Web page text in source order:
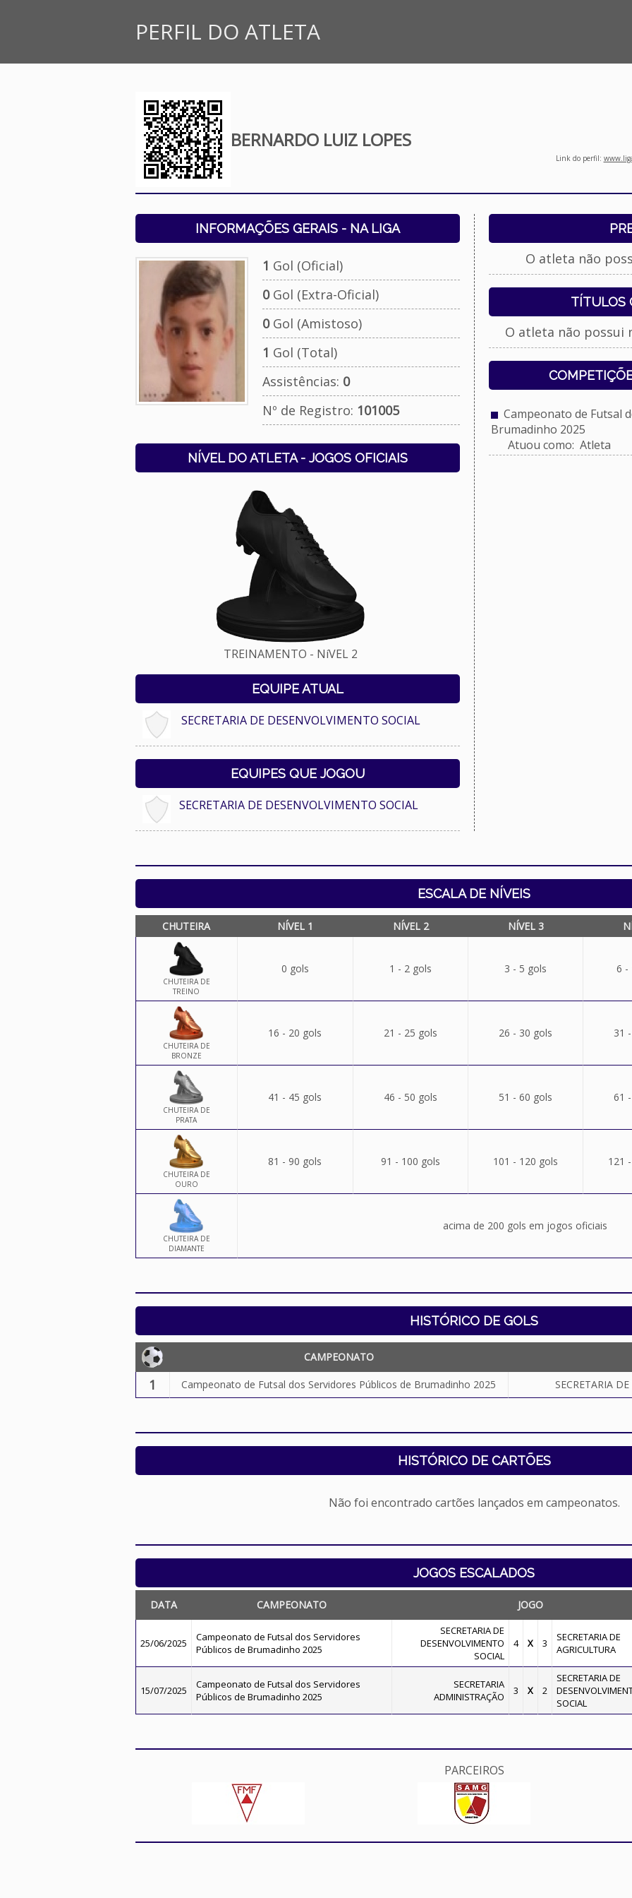
PERFIL DO ATLETA
BERNARDO LUIZ LOPES
Link do perfil:
INFORMAÇÕES GERAIS - NA LIGA
1 Gol (Oficial)
0Gol (Extra-Oficial)
0Gol (Amistoso)
1 Gol (Total)
Assistências: 0
Nº de Registro: 101005
NÍVEL DO ATLETA - JOGOS OFICIAIS
TREINAMENTO - NíVEL 2
EQUIPE ATUAL
SECRETARIA DE DESENVOLVIMENTO SOCIAL
EQUIPES QUE JOGOU
SECRETARIA DE DESENVOLVIMENTO SOCIAL
O atleta não
TÍTULOS
O atleta não possui
Campeonato de Futsal
Brumadinho 2025
Atuou como: Atleta
ESCALA DE NÍVEIS
CHUTEIRA NÍVEL 1 NÍVEL 2 NÍVEL 3
CHUTEIRA DE
TREINO
0 gols 1 - 2 gols 3 - 5 gols 6 -
CHUTEIRA DE
BRONZE
16 - 20 gols 21 - 25 gols 26 - 30 gols 31
CHUTEIRA DE
PRATA
41 - 45 gols 46 - 50 gols 51 - 60 gols 61
CHUTEIRA DE
OURO
81 - 90 gols 91 - 100 gols 101 - 120 gols 121
CHUTEIRA DE
DIAMANTE
acima de 200 gols em jogos oficiais
HISTÓRICO DE GOLS
CAMPEONATO
1 Campeonato de Futsal dos Servidores Públicos de Brumadinho 2025 SECRETARIA
HISTÓRICO DE CARTÕES
Não foi encontrado cartões lançados em campeonatos.
JOGOS ESCALADOS
DATA CAMPEONATO JOGO
25/06/2025
Campeonato de Futsal dos Servidores
Públicos de Brumadinho 2025
SECRETARIA DE
DESENVOLVIMENTO
SOCIAL
4 X 3
SECRETARIA DE
AGRICULTURA
15/07/2025
Campeonato de Futsal dos Servidores
Públicos de Brumadinho 2025
SECRETARIA
ADMINISTRAÇÃO
3 X 2
SECRETARIA DE
SOCIAL
PARCEIROS